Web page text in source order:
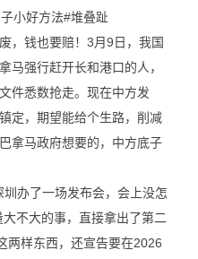
小好方法#堆叠趾
钱也要赔！3月9日，我国
马强行赶开长和港口的人，
件悉数抢走。现在中方发
定，期望能给个生路，削减
拿马政府想要的，中方底子
办了一场发布会，会上没怎
不大的事，直接拿出了第二
两样东西，还宣告要在2026